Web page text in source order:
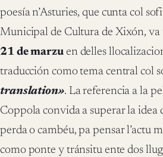
poesía n’Asturies, que cunta col
Municipal de Cultura de Xixón,
21 de marzuen delles
traducción como tema central col
translation». La referencia a la
Coppola convida a superar la idea
perda o cambéu, pa pensar l’actu
como ponte y tránsitu ente dos